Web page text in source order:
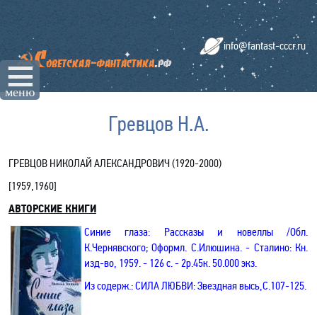
☰
меню
info@fantast-cccr.ru
Гревцов Н.А.
ГРЕВЦОВ НИКОЛАЙ АЛЕКСАНДРОВИЧ (1920-2000)
[1959,1960]
АВТОРСКИЕ КНИГИ
Синие глаза: Рассказы и новеллы/Обл.
К.Чернявского; Оформл. С.Илюшина. - Сталино: Кн.
изд-во, 1959. - 126 с. - 2р.45к. 50.000 экз.
Из содерж.:СИЛА ЛЮБВИ:Звездная высь,С.107-125.